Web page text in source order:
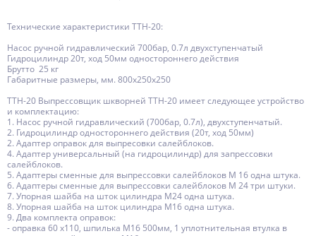
Технические характеристики ТТН-20:
Насос ручной гидравлический 700бар, 0.7л двухступенчатый
Гидроцилиндр 20т, ход 50мм одностороннего действия
Брутто 25 кг
Габаритные размеры, мм. 800х250х250
ТТН-20 Выпрессовщик шкворней ТТН-20 имеет следующее устройство
и комплектацию:
1. Насос ручной гидравлический (700бар, 0.7л), двухступенчатый.
2. Гидроцилиндр одностороннего действия (20т, ход 50мм)
2. Адаптер оправок для выпресовки салейблоков.
4. Адаптер универсальный (на гидроцилиндр) для запрессовки
салейблоков.
5. Адаптеры сменные для выпрессовки салейблоков М 16 одна штука.
6. Адаптеры сменные для выпрессовки салейблоков М 24 три штуки.
7. Упорная шайба на шток цилиндра М24 одна штука.
8. Упорная шайба на шток цилиндра М16 одна штука.
9. Два комплекта оправок:
- оправка 60 х110, шпилька М16 500мм, 1 уплотнительная втулка в